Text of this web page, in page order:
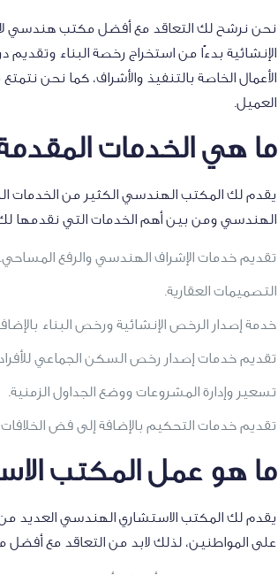
نحن نرشح لك التعاقد مع أفضل مكتب هندسي
الإنشائية بدءًا من استخراج رخصة البناء
الأعمال الخاصة بالتنفيذ والأشراف، كما نحن
العميل.
ما هي الخدمات
يقدم لك المكتب الهندسي الكثير من الخدمات
الهندسي ومن بين أهم الخدمات التي نقدمها
تقديم خدمات الإشراف الهندسي والرفع
التصميمات العقارية.
خدمة إصدار الرخص الإنشائية ورخص البناء
تقديم خدمات إصدار رخص السكن الجماعي
تسعير وإدارة المشروعات ووضع الجداول الزمنية.
تقديم خدمات التحكيم بالإضافة إلى فض الخلافات
ما هو عمل المكتب
يقدم لك المكتب الاستشاري الهندسي العديد من
على المواطنين، لذلك لابد من التعاقد مع